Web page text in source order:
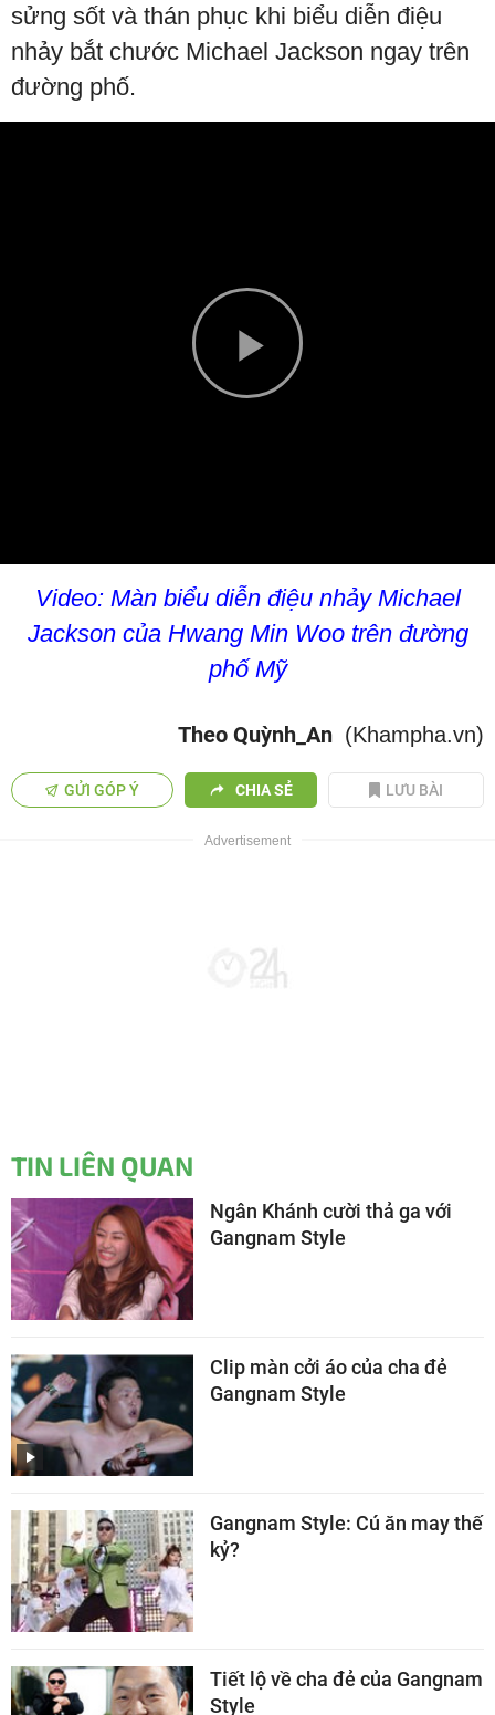
sửng sốt và thán phục khi biểu diễn điệu
nhảy bắt chước Michael Jackson ngay trên
đường phố.
Play
Video: Màn biểu diễn điệu nhảy Michael
Jackson của Hwang Min Woo trên đường
phố Mỹ
Theo Quỳnh_An (Khampha.vn)
GỬI GÓP Ý CHIA SẺ LƯU BÀI
TIN LIÊN QUAN
Ngân Khánh cười thả ga với
Gangnam Style
Clip màn cởi áo của cha đẻ
Gangnam Style
Gangnam Style: Cú ăn may thế
kỷ?
Tiết lộ về cha đẻ của Gangnam
Style